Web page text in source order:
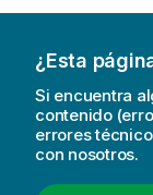
¿Esta
Si encuentra
contenido
errores
con nosotros.